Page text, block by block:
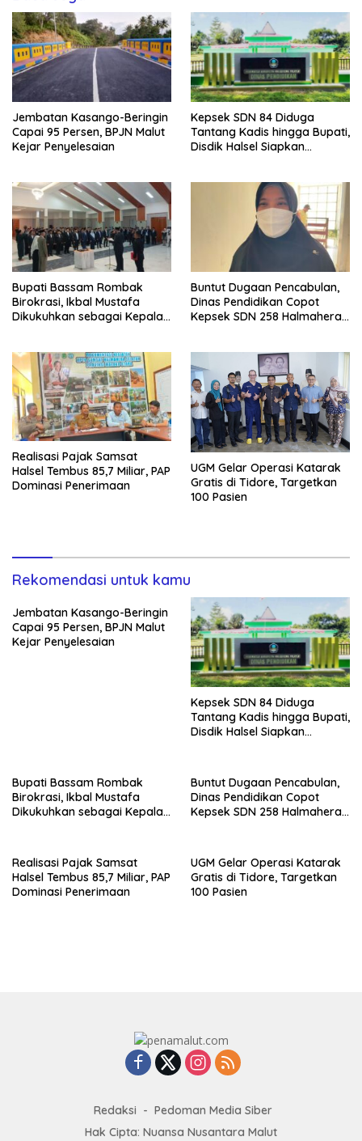
Jembatan Kasango-Beringin
Capai 95 Persen, BPJN Malut
Kejar Penyelesaian
Kepsek SDN 84 Diduga
Tantang Kadis hingga Bupati,
Disdik Halsel Siapkan
Bupati Bassam Rombak
Birokrasi, Ikbal Mustafa
Dikukuhkan sebagai Kepala
Buntut Dugaan Pencabulan,
Dinas Pendidikan Copot
Kepsek SDN 258 Halmahera
Realisasi Pajak Samsat
Halsel Tembus 85,7 Miliar, PAP
Dominasi Penerimaan
UGM Gelar Operasi Katarak
Gratis di Tidore, Targetkan
100 Pasien
Rekomendasi untuk kamu
Jembatan Kasango-Beringin
Capai 95 Persen, BPJN Malut
Kejar Penyelesaian
Kepsek SDN 84 Diduga
Tantang Kadis hingga Bupati,
Disdik Halsel Siapkan
Bupati Bassam Rombak
Birokrasi, Ikbal Mustafa
Dikukuhkan sebagai Kepala
Buntut Dugaan Pencabulan,
Dinas Pendidikan Copot
Kepsek SDN 258 Halmahera
Realisasi Pajak Samsat
Halsel Tembus 85,7 Miliar, PAP
Dominasi Penerimaan
UGM Gelar Operasi Katarak
Gratis di Tidore, Targetkan
100 Pasien
Redaksi
Pedoman Media Siber
Hak Cipta: Nuansa Nusantara Malut